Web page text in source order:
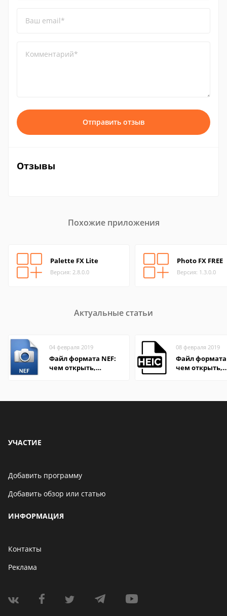
Ваш email*
Комментарий*
Отправить отзыв
Отзывы
Похожие приложения
Palette FX Lite
Версия: 2.8.0.0
Photo FX FREE
Версия: 1.3.0.0
Актуальные статьи
04 февраля 2019
Файл формата NEF:
чем открыть,
08 февраля 2019
Файл
чем открыть,
УЧАСТИЕ
Добавить программу
Добавить обзор или статью
ИНФОРМАЦИЯ
Контакты
Реклама